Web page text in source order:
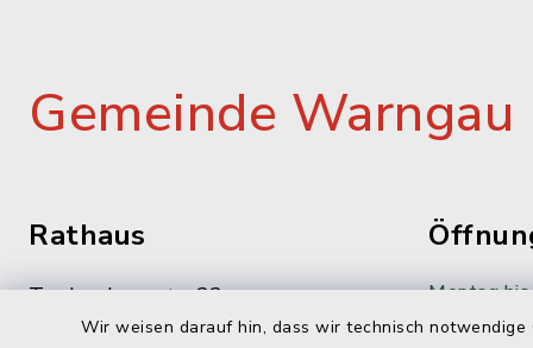
Wir weisen darauf hin, dass wir technisch
Gemeinde Warngau
Rathaus
Taubenbergstr. 33
83627 Oberwarngau
Montag
08:00-